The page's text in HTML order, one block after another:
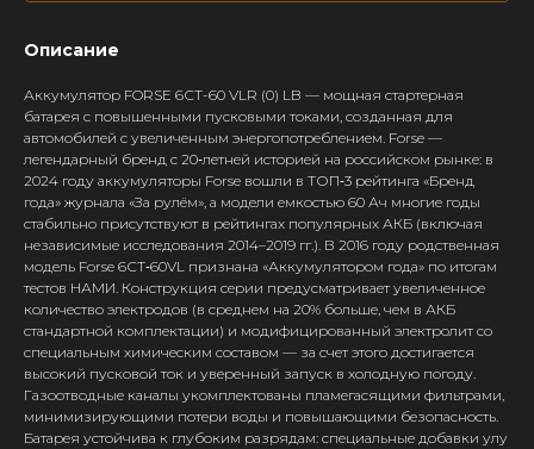
Описание
Аккумулятор FORSE 6СТ-60 VLR (0) LB — мощная стартерная
батарея с повышенными пусковыми токами, созданная для
автомобилей с увеличенным энергопотреблением. Forse —
легендарный бренд с 20‑летней историей на российском рынке: в
2024 году аккумуляторы Forse вошли в ТОП‑3 рейтинга «Бренд
года» журнала «За рулём», а модели емкостью 60 Ач многие годы
стабильно присутствуют в рейтингах популярных АКБ (включая
независимые исследования 2014–2019 гг.). В 2016 году родственная
модель Forse 6СТ‑60VL признана «Аккумулятором года» по итогам
тестов НАМИ. Конструкция серии предусматривает увеличенное
количество электродов (в среднем на 20% больше, чем в АКБ
стандартной комплектации) и модифицированный электролит со
специальным химическим составом — за счет этого достигается
высокий пусковой ток и уверенный запуск в холодную погоду.
Газоотводные каналы укомплектованы пламегасящими фильтрами,
минимизирующими потери воды и повышающими безопасность.
Батарея устойчива к глубоким разрядам: специальные добавки улу